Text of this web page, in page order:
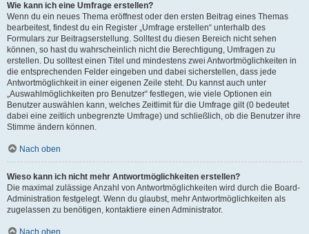
Wie kann ich eine Umfrage erstellen?
Wenn du ein neues Thema eröffnest oder den ersten Beitrag eines Themas
bearbeitest, findest du ein Register „Umfrage erstellen“ unterhalb des
Formulars zur Beitragserstellung. Solltest du diesen Bereich nicht sehen
können, so hast du wahrscheinlich nicht die Berechtigung, Umfragen zu
erstellen. Du solltest einen Titel und mindestens zwei Antwortmöglichkeiten in
die entsprechenden Felder eingeben und dabei sicherstellen, dass jede
Antwortmöglichkeit in einer eigenen Zeile steht. Du kannst auch unter
„Auswahlmöglichkeiten pro Benutzer“ festlegen, wie viele Optionen ein
Benutzer auswählen kann, welches Zeitlimit für die Umfrage gilt (0 bedeutet
dabei eine zeitlich unbegrenzte Umfrage) und schließlich, ob die Benutzer ihre
Stimme ändern können.
Nach oben
Wieso kann ich nicht mehr Antwortmöglichkeiten erstellen?
Die maximal zulässige Anzahl von Antwortmöglichkeiten wird durch die Board-
Administration festgelegt. Wenn du glaubst, mehr Antwortmöglichkeiten als
zugelassen zu benötigen, kontaktiere einen Administrator.
Nach oben